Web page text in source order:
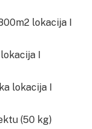
lokacija I
I
lokacija I
(50 kg)